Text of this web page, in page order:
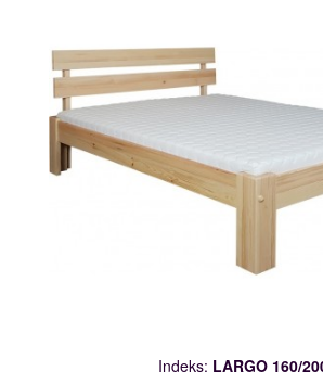
Indeks: LARGO 160/